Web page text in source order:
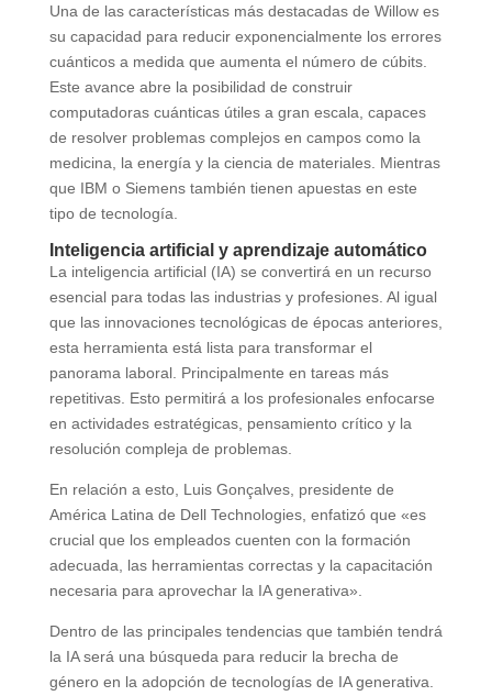
Una de las características más destacadas de Willow es
su capacidad para reducir exponencialmente los errores
cuánticos a medida que aumenta el número de cúbits.
Este avance abre la posibilidad de construir
computadoras cuánticas útiles a gran escala, capaces
de resolver problemas complejos en campos como la
medicina, la energía y la ciencia de materiales. Mientras
que IBM o Siemens también tienen apuestas en este
tipo de tecnología.
Inteligencia artificial y aprendizaje automático
La inteligencia artificial (IA) se convertirá en un recurso
esencial para todas las industrias y profesiones. Al igual
que las innovaciones tecnológicas de épocas anteriores,
esta herramienta está lista para transformar el
panorama laboral. Principalmente en tareas más
repetitivas. Esto permitirá a los profesionales enfocarse
en actividades estratégicas, pensamiento crítico y la
resolución compleja de problemas.
En relación a esto, Luis Gonçalves, presidente de
América Latina de Dell Technologies, enfatizó que «es
crucial que los empleados cuenten con la formación
adecuada, las herramientas correctas y la capacitación
necesaria para aprovechar la IA generativa».
Dentro de las principales tendencias que también tendrá
la IA será una búsqueda para reducir la brecha de
género en la adopción de tecnologías de IA generativa.